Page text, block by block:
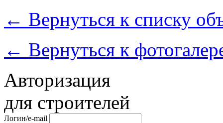
← Вернуться к списку
← Вернуться к
Авторизация
для строителей
Логин/e-mail